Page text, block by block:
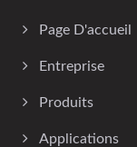
Page D'accueil
Entreprise
Produits
Applications